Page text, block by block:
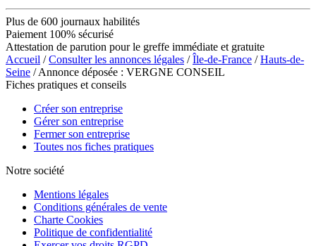
Plus de 600 journaux habilités
Paiement 100% sécurisé
Attestation de parution pour le greffe immédiate et gratuite
Accueil /Consulter les annonces légales /Île-de-France /Hauts-de-
Seine / Annonce déposée : VERGNE CONSEIL
Fiches pratiques et conseils
Créer son entreprise
Gérer son entreprise
Fermer son entreprise
Toutes nos fiches pratiques
Notre société
Mentions légales
Conditions générales de vente
Charte Cookies
Politique de confidentialité